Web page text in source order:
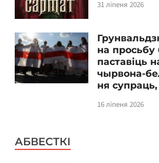
31 ліпеня 2026
на просьбу
паставіць
чырвона-
ня
16 ліпеня 2026
АБВЕСТКІ